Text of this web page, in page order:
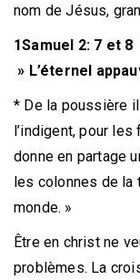
nom de Jésus,
1Samuel 2: 7 et 8
» L’éternel
* De la poussière
l’indigent, pour
donne en partage
les colonnes de la
monde. »
Être en christ ne
problèmes. La